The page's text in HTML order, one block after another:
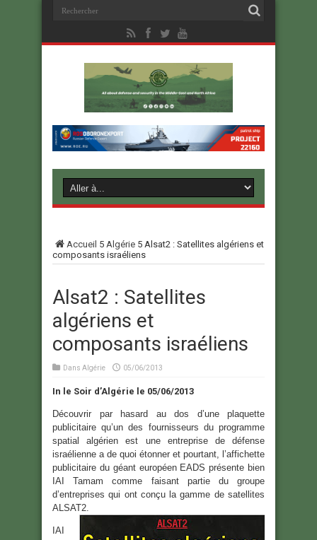
Accueil 5 Algérie 5 Alsat2 : Satellites algériens et
composants israéliens
Alsat2 : Satellites
algériens et
composants israéliens
Dans Algérie 05/06/2013
In le Soir d’Algérie le 05/06/2013
Découvrir par hasard au dos d’une plaquette
publicitaire qu’un des fournisseurs du programme
spatial algérien est une entreprise de défense
israélienne a de quoi étonner et pourtant, l’affichette
publicitaire du géant européen EADS présente bien
IAI Tamam comme faisant partie du groupe
d’entreprises qui ont conçu la gamme de satellites
ALSAT2.
IAI